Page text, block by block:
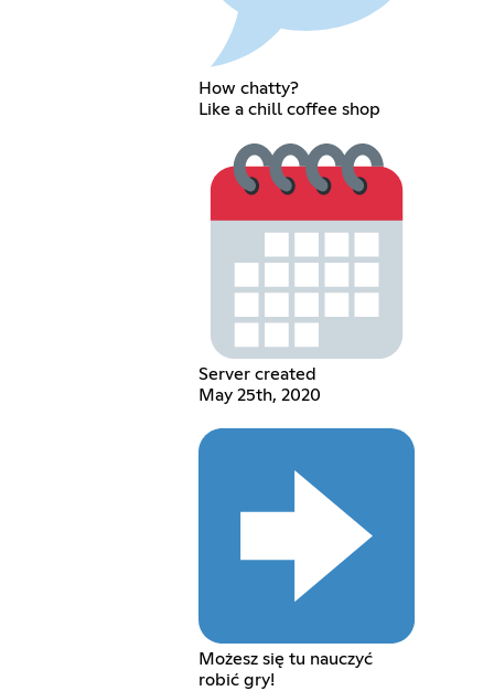
How chatty?
Like a chill coffee shop
Server created
May 25th, 2020
Możesz się tu nauczyć
robić gry!